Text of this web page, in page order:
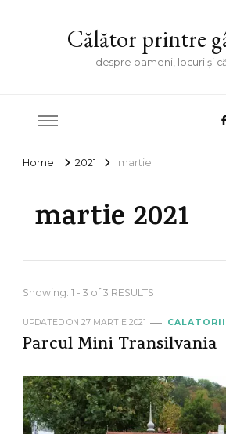
Călător printre
despre oameni, locuri și
Home 2021 martie
martie 2021
Showing: 1 - 3 of 3 RESULTS
UPDATED ON 27 MARTIE 2021
Parcul Mini Transilvania